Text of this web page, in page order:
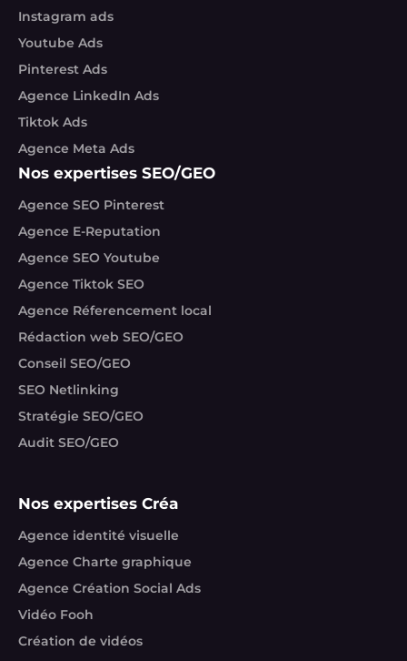
Instagram ads
Youtube Ads
Pinterest Ads
Agence LinkedIn Ads
Tiktok Ads
Agence Meta Ads
Nos expertises SEO/GEO
Agence SEO Pinterest
Agence E-Reputation
Agence SEO Youtube
Agence Tiktok SEO
Agence Réferencement local
Rédaction web SEO/GEO
Conseil SEO/GEO
SEO Netlinking
Stratégie SEO/GEO
Audit SEO/GEO
Nos expertises Créa
Agence identité visuelle
Agence Charte graphique
Agence Création Social Ads
Vidéo Fooh
Création de vidéos